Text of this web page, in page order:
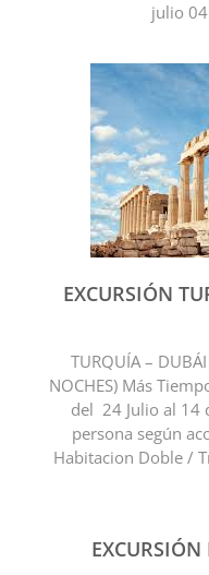
julio
EXCURSIÓN
TURQUÍA –
NOCHES) Más
del 24 Julio al
persona según
Habitacion Doble /